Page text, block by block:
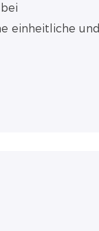
einheitliche und